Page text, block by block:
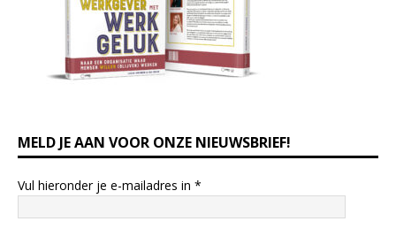
MELD JE AAN VOOR ONZE NIEUWSBRIEF!
Vul hieronder je e-mailadres in *